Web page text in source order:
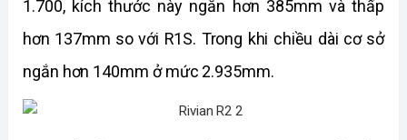
1.700, kích thước này ngắn hơn 385mm và thấp
hơn 137mm so với R1S. Trong khi chiều dài cơ sở
ngắn hơn 140mm ở mức 2.935mm.